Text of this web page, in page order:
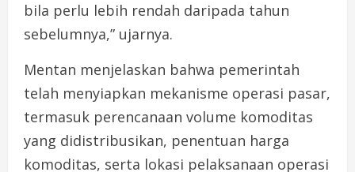
bila perlu lebih rendah daripada tahun
sebelumnya,” ujarnya.
Mentan menjelaskan bahwa pemerintah
telah menyiapkan mekanisme operasi pasar,
termasuk perencanaan volume komoditas
yang didistribusikan, penentuan harga
komoditas, serta lokasi pelaksanaan operasi